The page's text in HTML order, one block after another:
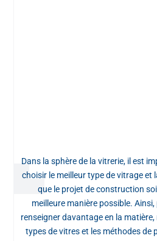
Dans la sphère de la vitrerie, il est
choisir le meilleur type de vitrage et
que le projet de construction
meilleure manière possible.
renseigner davantage en la
types de vitres et les méthodes de